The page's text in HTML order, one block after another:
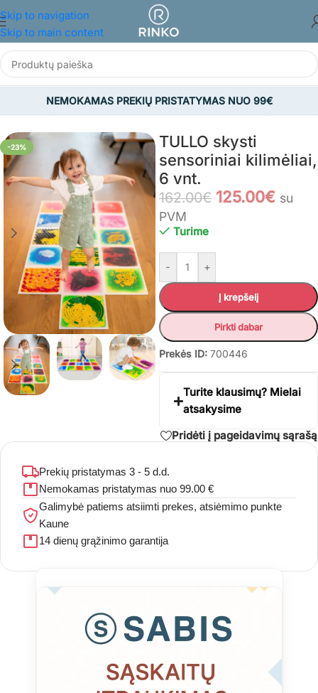
Skip to navigation
Skip to main content
NEMOKAMAS PREKIŲ PRISTATYMAS NUO 99€
pratimai ir reabilitacija /Sensoriniai diskai ir pusrutuliai
-23%
TULLO skysti
sensoriniai kilimėliai,
6 vnt.
162.00€ 125.00€ su
PVM
Turime
- +
Į krepšelį
Pirkti dabar
Prekės ID: 700446
Turite klausimų? Mielai
atsakysime
Pridėti į pageidavimų sąrašą
Prekių pristatymas 3 - 5 d.d.
Nemokamas pristatymas nuo 99.00 €
Galimybė patiems atsiimti prekes, atsiėmimo punkte
Kaune
14 dienų grąžinimo garantija